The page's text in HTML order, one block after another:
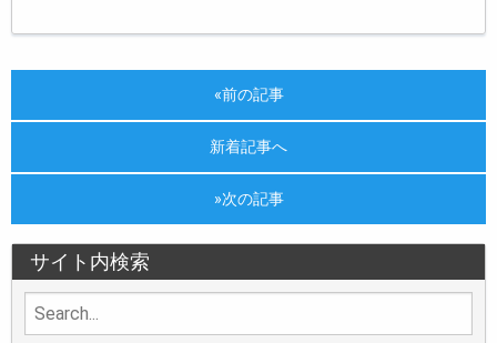
«前の記事
新着記事へ
»次の記事
サイト内検索
Search
for: